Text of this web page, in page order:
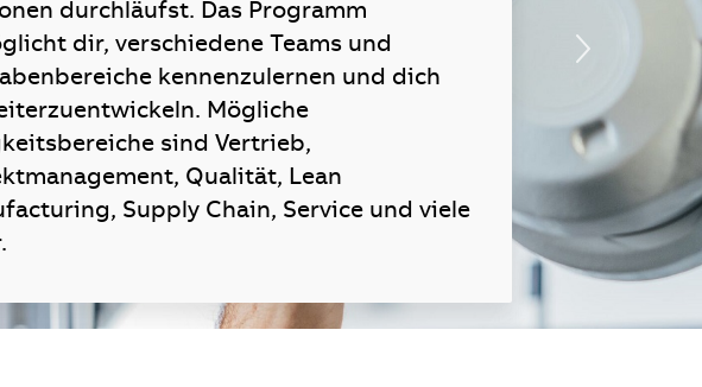
durchläufst. Das Programm
dir, verschiedene Teams und
kennenzulernen und dich
Mögliche
sind Vertrieb,
Qualität, Lean
Supply Chain, Service und viele